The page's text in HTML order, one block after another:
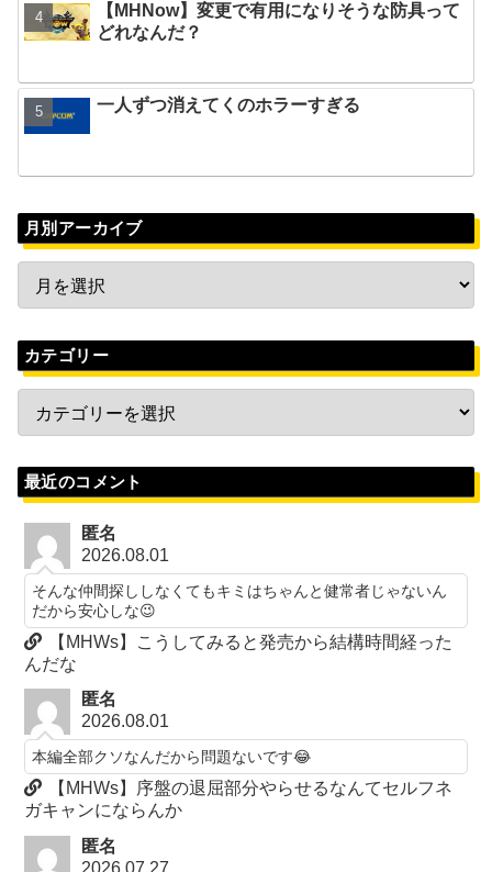
【MHNow】変更で有用になりそうな防具って
どれなんだ？
一人ずつ消えてくのホラーすぎる
月別アーカイブ
カテゴリー
最近のコメント
匿名
2026.08.01
そんな仲間探ししなくてもキミはちゃんと健常者じゃないん
だから安心しな😉
【MHWs】こうしてみると発売から結構時間経った
んだな
匿名
2026.08.01
本編全部クソなんだから問題ないです😂
【MHWs】序盤の退屈部分やらせるなんてセルフネ
ガキャンにならんか
匿名
2026.07.27